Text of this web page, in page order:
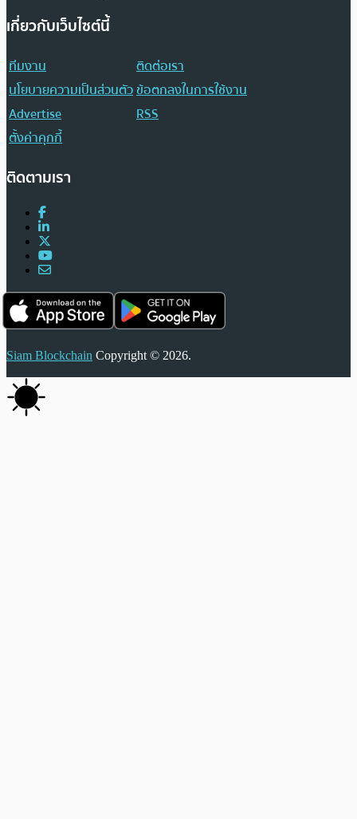
เกี่ยวกับเว็บไซต์นี้
ทีมงาน
ติดต่อเรา
นโยบายความเป็นส่วนตัวข้อตกลงในการใช้งาน
Advertise
RSS
ตั้งค่าคุกกี้
ติดตามเรา
Siam Blockchain Copyright © 2026.